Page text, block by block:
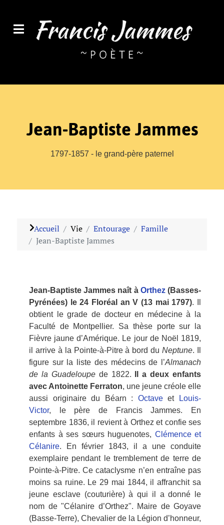
Jean-Baptiste Jammes
1797-1857 - le grand-père paternel
Accueil Vie Entourage
Famille
Jean-Baptiste Jammes
Jean-Baptiste Jammes naît à Orthez(Basses-
Pyrénées) le 24 Floréal an V (13 mai 1797). Il
obtient le grade de docteur en médecine à la
Faculté de Montpellier. Sa thèse porte sur la
Fièvre jaune d’Amérique. Le jour de Noël 1819,
il arrive à la Pointe-à-Pitre à bord duNeptune. Il
figure sur la liste des médecins de l’Almanach
de la Guadeloupede 1822.
Il a deux enfants
avec Antoinette Ferraton, une jeune créole elle
aussi originaire du Béarn : Octaveet
Louis-
Victor, le père de Francis Jammes. En
septembre 1836, il revient à Orthez et confie ses
enfants à ses sœurs huguenotes, Clémence et
Célanire. En février 1843, il a une conduite
exemplaire pendant le tremblement de terre de
Pointe-à-Pitre. Ce cataclysme n’en entraîne pas
moins sa ruine. Le 29 mai 1844, il affranchit sa
jeune esclave (couturière) à qui il a donné le
nom de "Célanire d’Orthez". Maire de Goyave
(Basse-Terre), Chevalier de la Légion d’honneur,